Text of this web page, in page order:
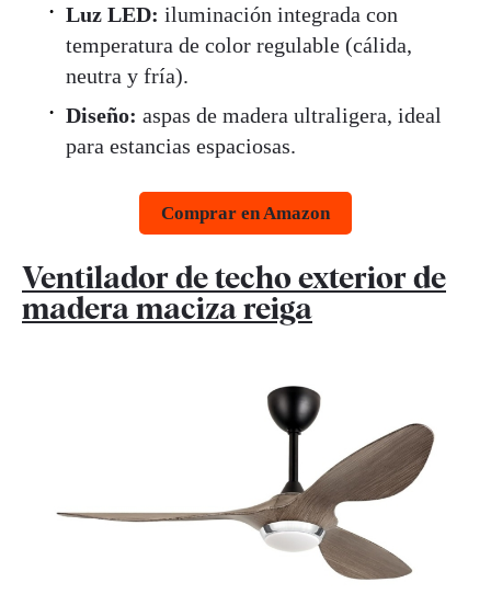
Luz LED: iluminación integrada con
temperatura de color regulable (cálida,
neutra y fría).
Diseño: aspas de madera ultraligera, ideal
para estancias espaciosas.
Comprar en Amazon
Ventilador de techo exterior de
madera maciza reiga